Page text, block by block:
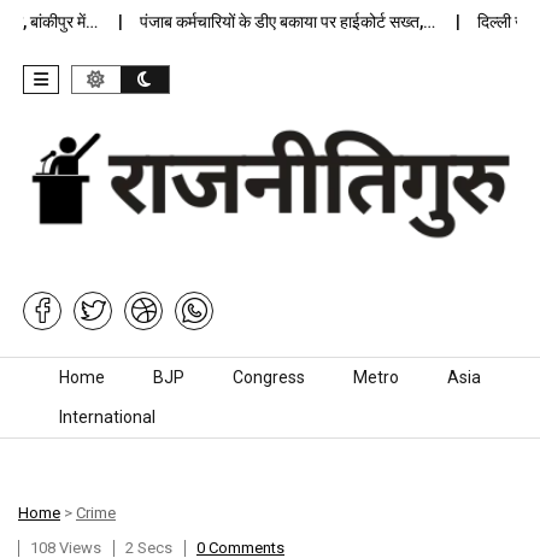
बांकीपुर में… पंजाब कर्मचारियों के डीए बकाया पर हाईकोर्ट सख्त,… दिल्ली जेलों
Skip to content
Home BJP Congress Metro Asia
International
Home > Crime
108 Views
2 Secs 0 Comments